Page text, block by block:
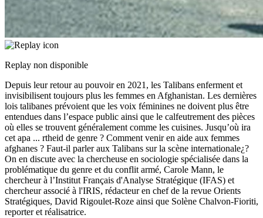
Replay non disponible
Depuis leur retour au pouvoir en 2021, les Talibans enferment et
invisibilisent toujours plus les femmes en Afghanistan. Les dernières
lois talibanes prévoient que les voix féminines ne doivent plus être
entendues dans l’espace public ainsi que le calfeutrement des pièces
où elles se trouvent généralement comme les cuisines. Jusqu’où ira
cet apa ... rtheid de genre ? Comment venir en aide aux femmes
afghanes ? Faut-il parler aux Talibans sur la scène internationale¿?
On en discute avec la chercheuse en sociologie spécialisée dans la
problématique du genre et du conflit armé, Carole Mann, le
chercheur à l’Institut Français d'Analyse Stratégique (IFAS) et
chercheur associé à l'IRIS, rédacteur en chef de la revue Orients
Stratégiques, David Rigoulet-Roze ainsi que Solène Chalvon-Fioriti,
reporter et réalisatrice.